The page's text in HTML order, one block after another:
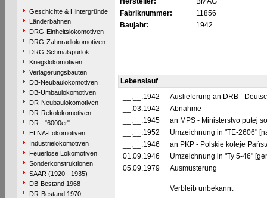
Geschichte & Hintergründe
Länderbahnen
DRG-Einheitslokomotiven
DRG-Zahnradlokomotiven
DRG-Schmalspurlok.
Kriegslokomotiven
Verlagerungsbauten
DB-Neubaulokomotiven
DB-Umbaulokomotiven
DR-Neubaulokomotiven
DR-Rekolokomotiven
DR - "6000er"
ELNA-Lokomotiven
Industrielokomotiven
Feuerlose Lokomotiven
Sonderkonstruktionen
SAAR (1920 - 1935)
DB-Bestand 1968
DR-Bestand 1970
Fabriknummer:
11856
Baujahr:
1942
Lebenslauf
__.__.1942
Auslieferung an DRB -
__.03.1942
Abnahme
__.__.1945
an MPS - Ministerstvo putej
__.__.1952
Umzeichnung in "TE-2606"
__.__.1946
an PKP - Polskie koleje
01.09.1946
Umzeichnung in "Ty 5-46"
05.09.1979
Ausmusterung
Verbleib unbekannt